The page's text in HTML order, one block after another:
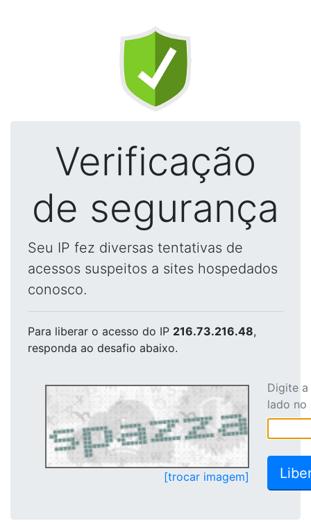
Verificação
de segurança
Seu IP fez diversas tentativas de
acessos suspeitos a sites hospedados
conosco.
Para liberar o acesso do IP 216.73.216.48,
responda ao desafio abaixo.
[trocar imagem]
Digite
lado no